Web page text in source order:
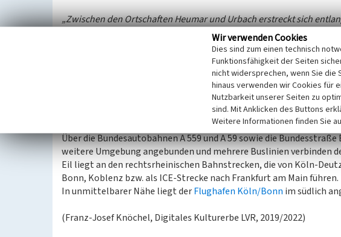
„Zwischen den Ortschaften Heumar und Urbach erstreckt sich
Ursprünglich gehörte der Ort zur Pfarre Urbach, das mit Eil durch
(www.stadt-koeln.de, Eil)
Am historischen Fernhandelsweg desMauspfadesliegen die beiden
und Schloss Röttgen im Norden des lange Zeit als
, das auf Eiler Gebiet als Teil der Bergischen
Über die Bundesautobahnen A 559 und A 59 sowie die
weitere Umgebung angebunden und mehrere Buslinien
Eil liegt an den rechtsrheinischen Bahnstrecken, die von Köln-
Bonn, Koblenz bzw. als ICE-Strecke nach Frankfurt am Main führen.
In unmittelbarer Nähe liegt derFlughafen Köln/Bonn im südlich
(Franz-Josef Knöchel, Digitales Kulturerbe LVR, 2019/2022)
Wir verwenden Cookies
Dies sind zum einen technisch
Funktionsfähigkeit der Seiten
nicht widersprechen, wenn Sie die
hinaus verwenden wir Cookies für
Nutzbarkeit unserer Seiten zu
sind. Mit Anklicken des Buttons
Weitere Informationen finden Sie